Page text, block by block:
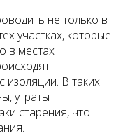
не только в
участках, которые
в местах
изоляции. В таких
утраты
старения, что